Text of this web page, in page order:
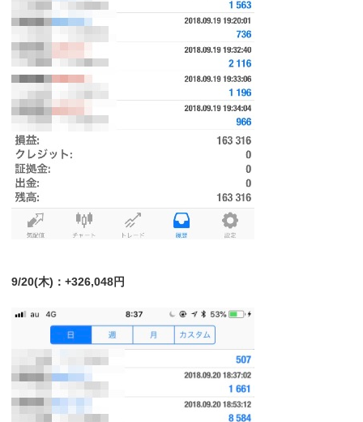
9/20(木)：+326,048円